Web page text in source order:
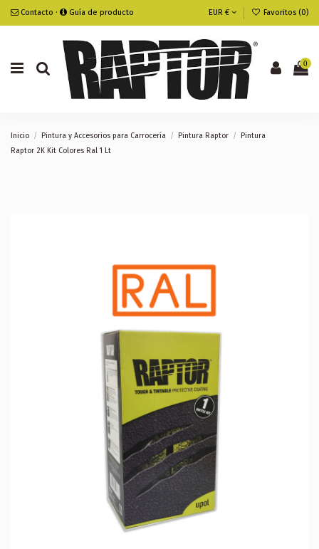
Contacto · Guía de producto EUR € Favoritos (0)
0
Inicio Pintura y Accesorios para Carrocería Pintura Raptor
Pintura
Raptor 2K Kit Colores Ral 1 Lt